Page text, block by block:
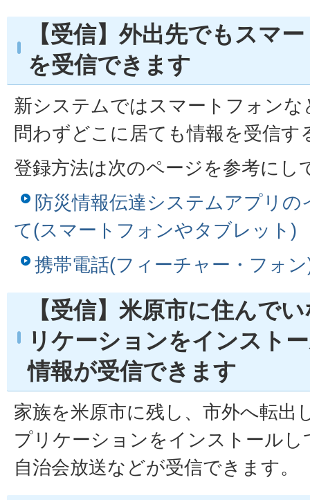
【受信】外出先でもスマ
を受信できます
新システムではスマートフォンな
問わずどこに居ても情報を受信
登録方法は次のページを参考にし
防災情報伝達システムアプリ
て(スマートフォンやタブレット)
携帯電話(フィーチャー・フォ
【受信】米原市に住んで
リケーションをインスト
情報が受信できます
家族を米原市に残し、市外へ転出
プリケーションをインストールし
自治会放送などが受信できます。